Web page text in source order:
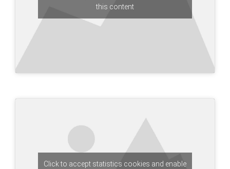
this content
Click to accept statistics cookies and enable